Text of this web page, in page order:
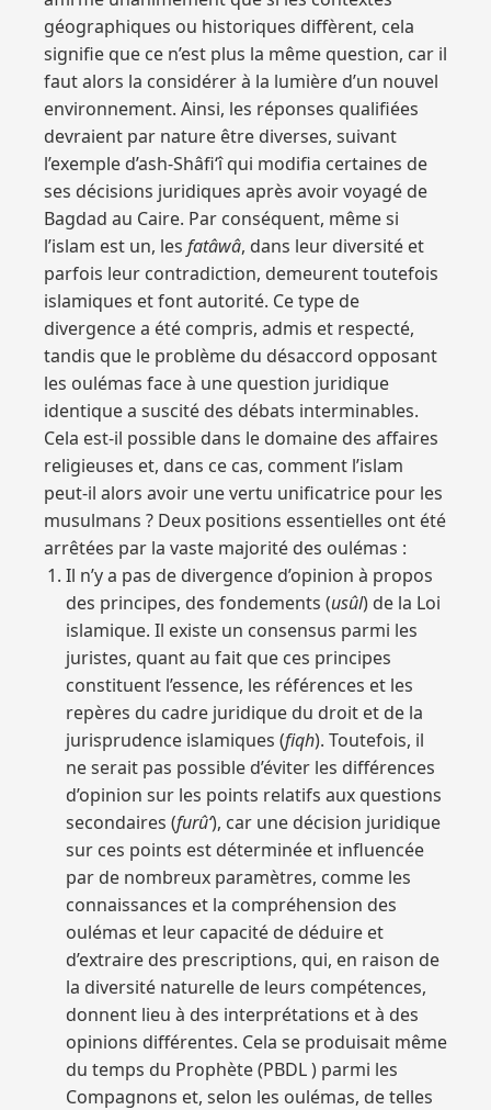
géographiques ou historiques diffèrent, cela
signifie que ce n’est plus la même question, car il
faut alors la considérer à la lumière d’un nouvel
environnement. Ainsi, les réponses qualifiées
devraient par nature être diverses, suivant
l’exemple d’ash-Shâfi‘î qui modifia certaines de
ses décisions juridiques après avoir voyagé de
Bagdad au Caire. Par conséquent, même si
l’islam est un, les fatâwâ, dans leur diversité et
parfois leur contradiction, demeurent toutefois
islamiques et font autorité. Ce type de
divergence a été compris, admis et respecté,
tandis que le problème du désaccord opposant
les oulémas face à une question juridique
identique a suscité des débats interminables.
Cela est-il possible dans le domaine des affaires
religieuses et, dans ce cas, comment l’islam
peut-il alors avoir une vertu unificatrice pour les
musulmans ? Deux positions essentielles ont été
arrêtées par la vaste majorité des oulémas :
Il n’y a pas de divergence d’opinion à propos
des principes, des fondements (usûl) de la Loi
islamique. Il existe un consensus parmi les
juristes, quant au fait que ces principes
constituent l’essence, les références et les
repères du cadre juridique du droit et de la
jurisprudence islamiques (fiqh). Toutefois, il
ne serait pas possible d’éviter les différences
d’opinion sur les points relatifs aux questions
secondaires (furû‘), car une décision juridique
sur ces points est déterminée et influencée
par de nombreux paramètres, comme les
connaissances et la compréhension des
oulémas et leur capacité de déduire et
d’extraire des prescriptions, qui, en raison de
la diversité naturelle de leurs compétences,
donnent lieu à des interprétations et à des
opinions différentes. Cela se produisait même
du temps du Prophète (PBDL ) parmi les
Compagnons et, selon les oulémas, de telles